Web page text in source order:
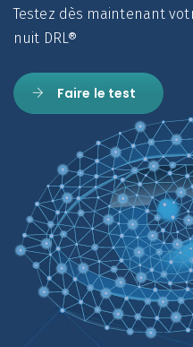
Testez dès maintenant
nuit DRL®
Faire le test